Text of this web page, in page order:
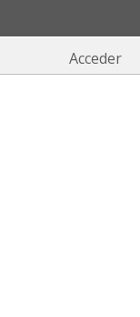
Acceder